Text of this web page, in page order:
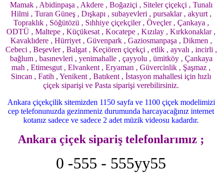
Mamak , Abidinpaşa , Akdere , Boğaziçi , Siteler çiçekçi , Tunalı
Hilmi , Turan Güneş , Dışkapı , subayevleri , pursaklar , akyurt ,
Topraklık , Söğütözü , Sıhhiye çiçekçiler , Öveçler , Çankaya ,
ODTÜ , Maltepe , Küçükesat , Kocatepe , Kızılay , Kırkkonaklar ,
Kavaklıdere , Hürriyet , Güvenpark , Gaziosmanpaşa , Dikmen ,
Cebeci , Beşevler , Balgat , Keçiören çiçekçi , etlik , ayvalı , incirli ,
bağlum , basınevleri , yenimahalle , çayyolu , ümitköy , Çankaya
mah , Etimesgut , Elvankent , Eryaman , Güvercinlik , Şaşmaz ,
Sincan , Fatih , Yenikent , Batıkent , İstasyon mahallesi için hızlı
çiçek siparişi ve Pasta siparişi verebilirsiniz.
Ankara çiçekçilik sitemizden 1150 sayfa ve 1100 çiçek modelimizi
cep telefonunuzda gezinmeniz durumunda harcayacağınız internet
kotanız sadece ve sadece 2 adet müzik videosu kadardır.
Ankara çiçek sipariş telefonlarımız ;
0 -555 - 555yy55